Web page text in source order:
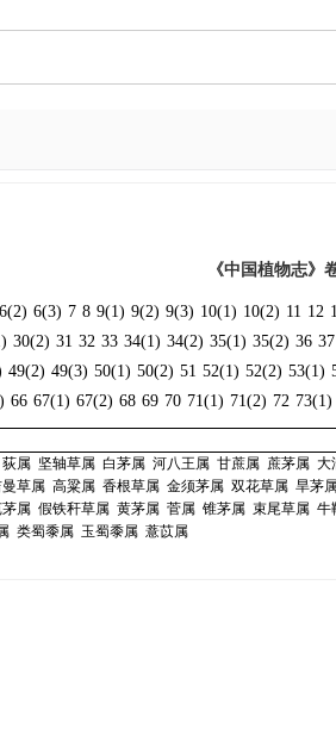
《中国植物志》
6(2) 6(3) 7 8 9(1) 9(2) 9(3) 10(1) 10(2) 11 12
30(2) 31 32 33 34(1) 34(2) 35(1) 35(2) 36 37
49(2) 49(3) 50(1) 50(2) 51 52(1) 52(2) 53(1)
66 67(1) 67(2) 68 69 70 71(1) 71(2) 72 73(1)
荻属 坚轴草属 白茅属 河八王属 甘蔗属 蔗茅属 大
草属 高粱属 香根草属 金须茅属 双花草属 旱茅
属 假铁秆草属 黄茅属 菅属 锥茅属 束尾草属 牛
类蜀黍属 玉蜀黍属 薏苡属